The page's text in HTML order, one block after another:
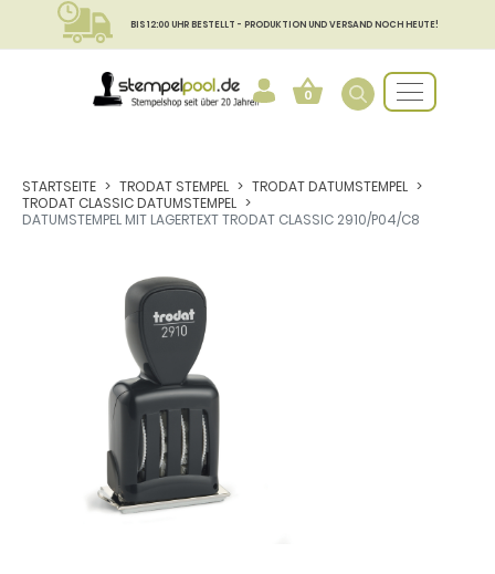
BIS 12:00 UHR BESTELLT - PRODUKTION UND VERSAND NOCH HEUTE!
0
STARTSEITE TRODAT STEMPEL
TRODAT DATUMSTEMPEL
TRODAT CLASSIC DATUMSTEMPEL
DATUMSTEMPEL MIT LAGERTEXT TRODAT CLASSIC 2910/P04/C8